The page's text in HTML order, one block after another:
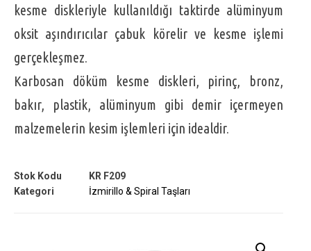
kesme diskleriyle kullanıldığı taktirde alüminyum
oksit aşındırıcılar çabuk körelir ve kesme işlemi
gerçekleşmez.
Karbosan döküm kesme diskleri, pirinç, bronz,
bakır, plastik, alüminyum gibi demir içermeyen
malzemelerin kesim işlemleri için idealdir.
Stok Kodu
KR F209
Kategori
İzmirillo & Spiral Taşları